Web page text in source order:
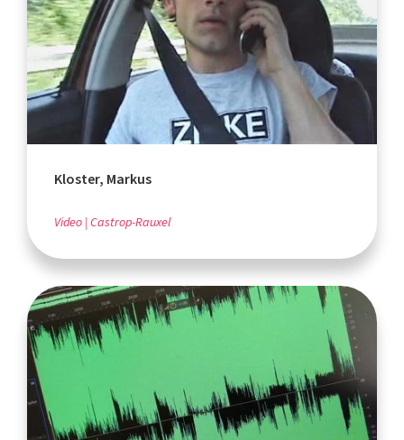
Kloster, Markus
Video Castrop-Rauxel